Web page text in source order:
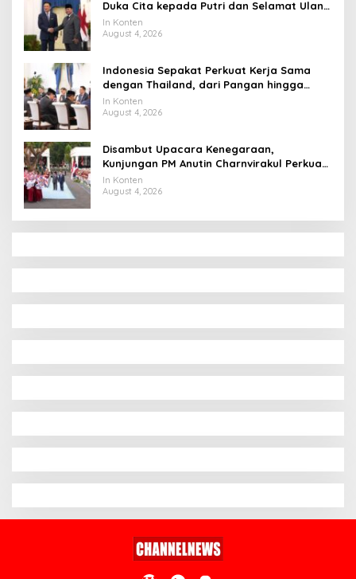
Duka Cita kepada Putri dan Selamat Ulang
Tahun ke Raja Thailand
In Konten
August 4, 2026
Indonesia Sepakat Perkuat Kerja Sama
dengan Thailand, dari Pangan hingga
Ekonomi Digital
In Konten
August 4, 2026
Disambut Upacara Kenegaraan,
Kunjungan PM Anutin Charnvirakul Perkuat
Hubungan Indonesia-Thailand
In Konten
August 4, 2026